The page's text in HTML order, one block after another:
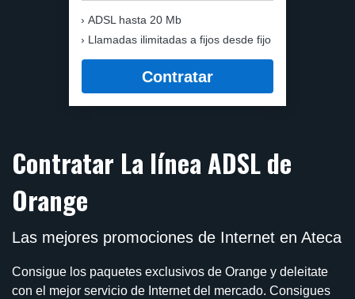
ADSL hasta 20 Mb
Llamadas ilimitadas a fijos desde fijo
Contratar
Contratar La línea ADSL de
Orange
Las mejores promociones de Internet en Ateca
Consigue los paquetes exclusivos de Orange y deleitate
con el mejor servicio de Internet del mercado. Consigues